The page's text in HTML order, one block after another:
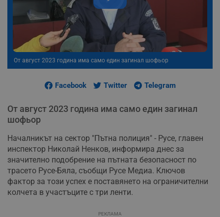
От август 2023 година има само един загинал шофьор
Facebook Twitter Telegram
От август 2023 година има само един загинал
шофьор
Началникът на сектор "Пътна полиция" - Русе, главен
инспектор Николай Ненков, информира днес за
значително подобрение на пътната безопасност по
трасето Русе-Бяла, съобщи Русе Медиа. Ключов
фактор за този успех е поставянето на ограничителни
колчета в участъците с три ленти.
РЕКЛАМА